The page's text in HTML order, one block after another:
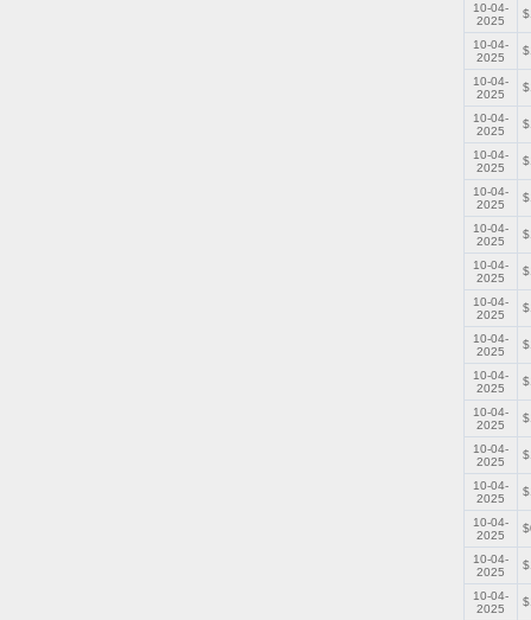
10-04-
2025
10-04-
2025
10-04-
2025
10-04-
2025
10-04-
2025
10-04-
2025
10-04-
2025
10-04-
2025
10-04-
2025
10-04-
2025
10-04-
2025
10-04-
2025
10-04-
2025
10-04-
2025
10-04-
2025
10-04-
2025
10-04-
2025